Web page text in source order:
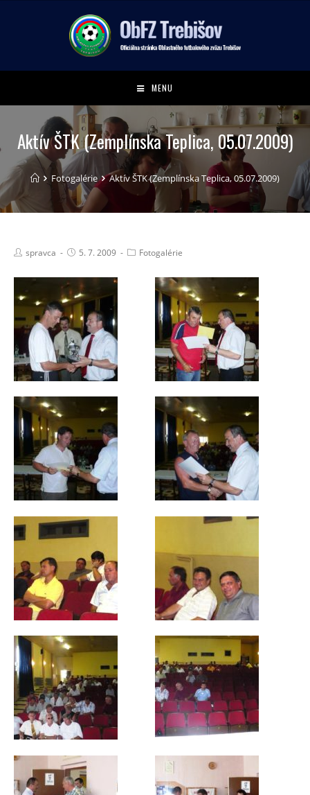
MENU
Aktív ŠTK (Zemplínska Teplica, 05.07.2009)
Fotogalérie Aktív ŠTK (Zemplínska Teplica, 05.07.2009)
spravca 5. 7. 2009 Fotogalérie